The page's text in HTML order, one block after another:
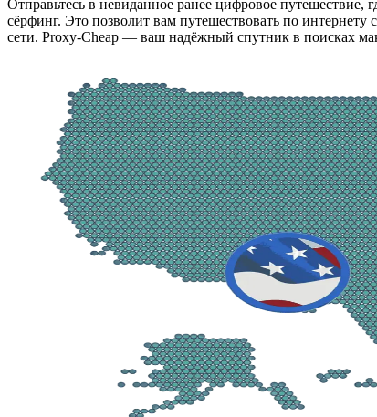
Отправьтесь в невиданное ранее цифровое
сёрфинг. Это позволит вам путешествовать по
сети. Proxy-Cheap — ваш надёжный спутник в поисках